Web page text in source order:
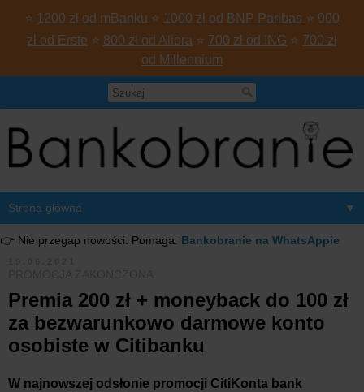
⭐ 1200 zł od mBanku ⭐ 1000 zł od BNP Paribas ⭐ 900
zł od Erste ⭐ 800 zł od Aliora ⭐ 700 zł od ING ⭐ 700 zł
od Millennium
▼
👉 Nie przegap nowości. Pomaga: Bankobranie na WhatsAppie
Premia 200 zł + moneyback do 100 zł
za bezwarunkowo darmowe konto
osobiste w Citibanku
W najnowszej odsłonie promocji CitiKonta bank